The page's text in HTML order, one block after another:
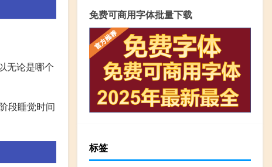
无论是哪个
段睡觉时间
免费可商用字体批量下载
标签